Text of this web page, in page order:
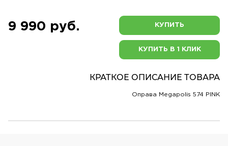
9 990 руб. КУПИТЬ
КУПИТЬ В 1 КЛИК
КРАТКОЕ ОПИСАНИЕ ТОВАРА
Оправа Megapolis 574 PINK